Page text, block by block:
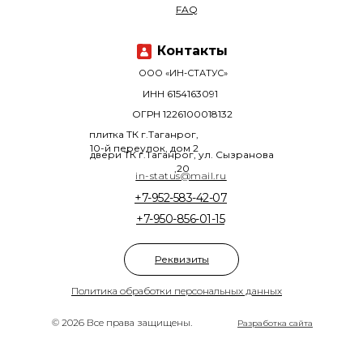
© 2026 Все права защищены.
Политика обработки персональных данных
+7-950-856-01-15
+7-952-583-42-07
ООО «ИН-СТАТУС»
плитка ТК г.Таганрог,
10-й переулок, дом 2
двери ТК г.Таганрог, ул. Сызранова
,20
ОГРН 1226100018132
ИНН 6154163091
Разработка сайта
FAQ
in-status@mail.ru
Контакты
Реквизиты